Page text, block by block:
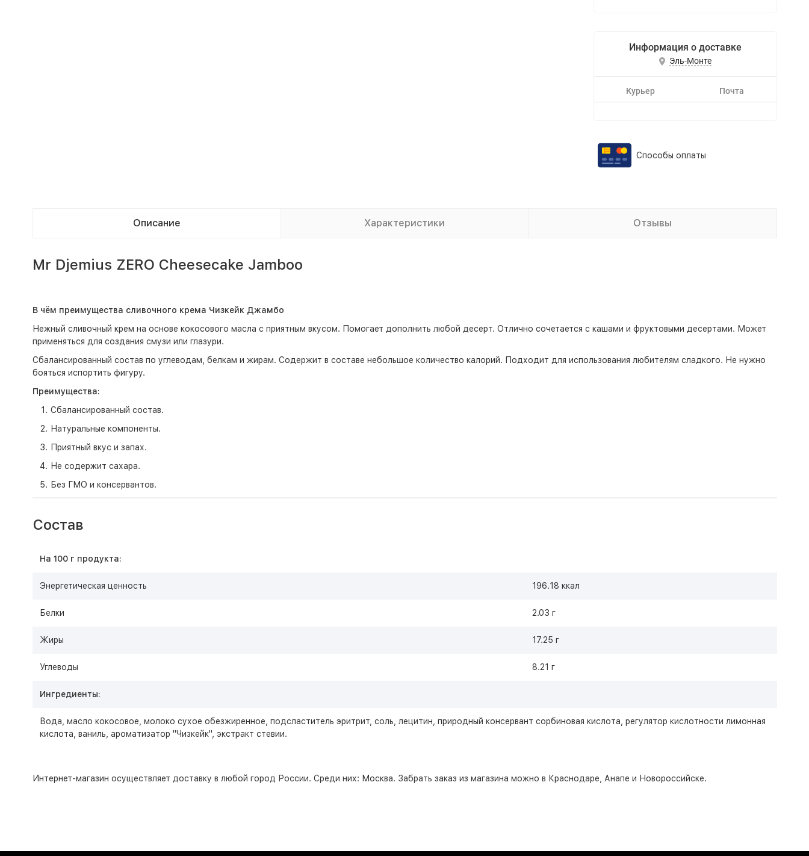
Информация о доставке
Эль-Монте
Курьер Почта
Способы оплаты
Описание Характеристики Отзывы
Mr Djemius ZERO Cheesecake Jamboo
В чём преимущества сливочного крема Чизкейк Джамбо
Нежный сливочный крем на основе кокосового масла с приятным вкусом. Помогает дополнить любой десерт. Отлично сочетается с кашами и фруктовыми десертами. Может
применяться для создания смузи или глазури.
Сбалансированный состав по углеводам, белкам и жирам. Содержит в составе небольшое количество калорий. Подходит для использования любителям сладкого. Не нужно
бояться испортить фигуру.
Преимущества:
Сбалансированный состав.
Натуральные компоненты.
Приятный вкус и запах.
Не содержит сахара.
Без ГМО и консервантов.
Состав
На 100 г продукта:
Энергетическая ценность 196.18 ккал
Белки 2.03 г
Жиры 17.25 г
Углеводы 8.21 г
Ингредиенты:
Вода, масло кокосовое, молоко сухое обезжиренное, подсластитель эритрит, соль, лецитин, природный консервант сорбиновая кислота, регулятор кислотности лимонная
кислота, ваниль, ароматизатор "Чизкейк", экстракт стевии.
Интернет-магазин осуществляет доставку в любой город России. Среди них: Москва. Забрать заказ из магазина можно в Краснодаре, Анапе и Новороссийске.